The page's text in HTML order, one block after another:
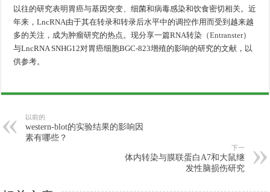
以往的研究表明胃癌与基因突变、细菌和病毒感染和饮食密切相关。近
年来，LncRNA由于其在转录和转录后水平中的调控作用而受到越来越
多的关注，成为肿瘤研究的热点。现分享一篇RNA转染（Entranster）
与LncRNA SNHG12对胃癌细胞BGC-823增殖的影响的研究的文献，以
供参考。
以前的
western-blot的实验结果的影响因
素有哪些？
下一
体内转染与膜联蛋白A7和大鼠继
发性脑损伤研究